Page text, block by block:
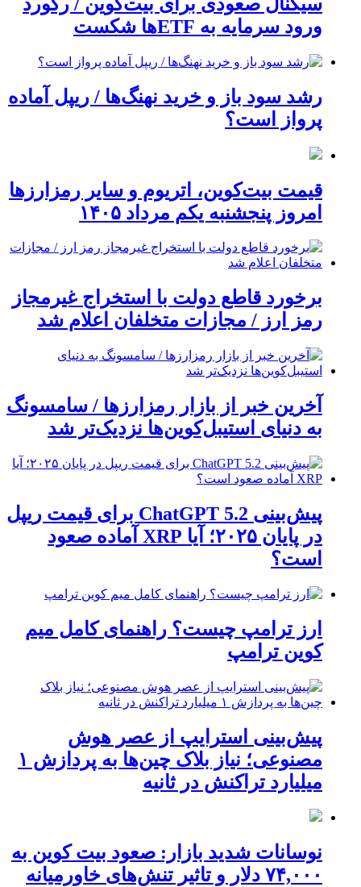
ورود سرمایه به ETFها شکست
رشد سود باز و خرید نهنگ‌ها / ریپل آماده
پرواز است؟
قیمت بیت‌کوین، اتریوم و سایر رمزارزها
امروز پنجشنبه یکم مرداد ۱۴۰۵
برخورد قاطع دولت با استخراج غیرمجاز
رمز ارز / مجازات متخلفان اعلام شد
آخرین خبر از بازار رمزارزها / سامسونگ
به دنیای استیبل‌کوین‌ها نزدیک‌تر شد
پیش‌بینی ChatGPT 5.2 برای قیمت ریپل
در پایان ۲۰۲۵؛ آیا XRP آماده صعود
است؟
ارز ترامپ چیست؟ راهنمای کامل میم
کوین ترامپ
پیش‌بینی استرایپ از عصر هوش
مصنوعی؛ نیاز بلاک چین‌ها به پردازش ۱
میلیارد تراکنش در ثانیه
نوسانات شدید بازار: صعود بیت کوین به
۷۴,۰۰۰ دلار و تاثیر تنش‌های خاورمیانه